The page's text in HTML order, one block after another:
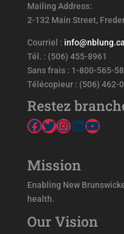
Mailing Address:
2-132 Main Street,
Courriel : info@nblung.ca
Tél. : (506) 455-8961
Sans frais : 1-800-565-
Télécopieur : (506) 462-
Restez
Facebook
Twitter
Instagram
LinkedIn
Mission
Enabling New
health.
Our Vision